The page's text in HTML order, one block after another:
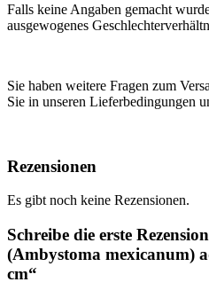
Falls keine Angaben gemacht
ausgewogenes
Sie haben weitere Fragen zum
Sie in unseren Lieferbedingungen
Rezensionen
Es gibt noch keine Rezensionen.
Schreibe die erste
(Ambystoma mexicanum)
cm“